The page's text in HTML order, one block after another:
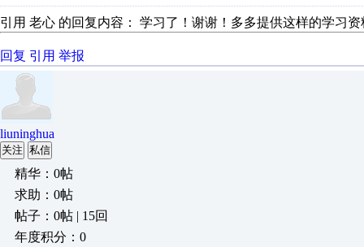
引用 老心 的回复内容： 学习了！谢谢！多多提供这样的学习
回复 引用 举报
liuninghua
关注 私信
精华：0帖
求助：0帖
帖子：0帖 | 15回
年度积分：0